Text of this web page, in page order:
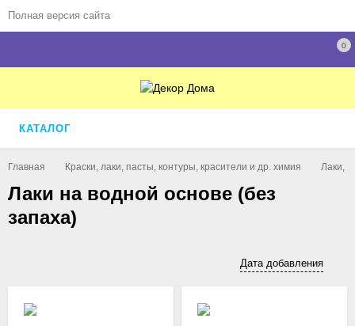
Полная версия сайта
0
КАТАЛОГ
Главная Краски, лаки, пасты, контуры, красители и др. химия Лаки,
Лаки на водной основе (без
запаха)
Дата добавления